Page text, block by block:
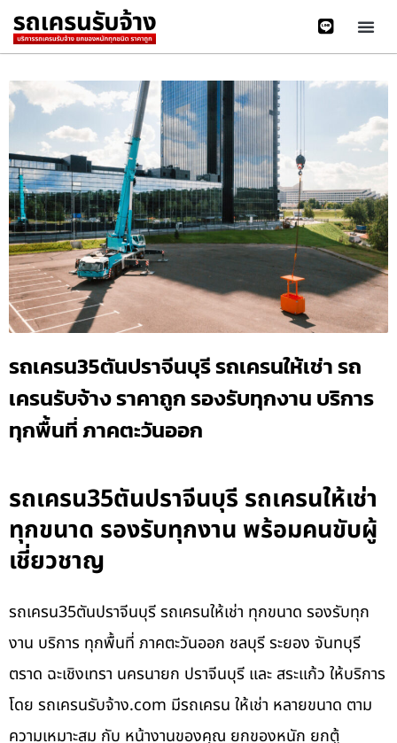
รถเครน35ตันปราจีนบุรี รถเครนให้เช่า รถ
เครนรับจ้าง ราคาถูก รองรับทุกงาน บริการ
ทุกพื้นที่ ภาคตะวันออก
รถเครน35ตันปราจีนบุรี รถเครนให้เช่า
ทุกขนาด รองรับทุกงาน พร้อมคนขับผู้
เชี่ยวชาญ
รถเครน35ตันปราจีนบุรี รถเครนให้เช่า ทุกขนาด รองรับทุก
งาน บริการ ทุกพื้นที่ ภาคตะวันออก ชลบุรี ระยอง จันทบุรี
ตราด ฉะเชิงเทรา นครนายก ปราจีนบุรี และ สระแก้ว ให้บริการ
โดย รถเครนรับจ้าง.com มีรถเครน ให้เช่า หลายขนาด ตาม
ความเหมาะสม กับ หน้างานของคุณ ยกของหนัก ยกตู้